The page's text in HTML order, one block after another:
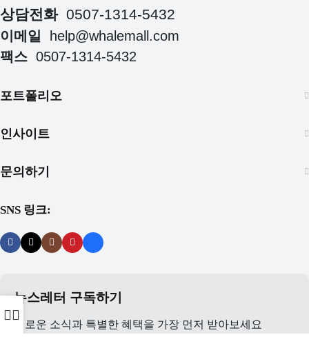
상담전화 0507-1314-5432
이메일
help@whalemall.com
팩스 0507-1314-5432
포트폴리오
인사이트
문의하기
SNS 링크:
뉴스레터 구독하기
새로운 소식과 특별한 혜택을 가장 먼저 받아보세요